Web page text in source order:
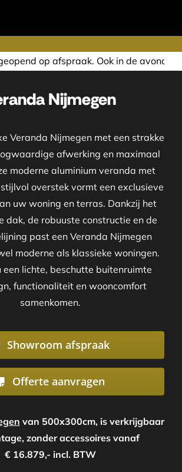
in de avond of in het weekend
Nijmegen
Veranda Nijmegen met een strakke
afwerking en maximaal
moderne aluminium veranda met
overstek vormt een exclusieve
uw woning en terras. Dankzij het
dak, de robuuste constructie en de
past een Veranda Nijmegen
moderne als klassieke woningen.
een lichte, beschutte buitenruimte
functionaliteit en wooncomfort
samenkomen.
Showroom afspraak
Offerte aanvragen
van 500x300cm, is verkrijgbaar
zonder accessoires vanaf
€ 16.879,- incl. BTW